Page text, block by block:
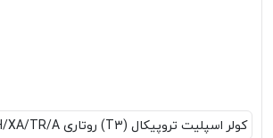
کولر اسپلیت تروپیکال (T3) روتاری IAC-12CH/XA/TR/A